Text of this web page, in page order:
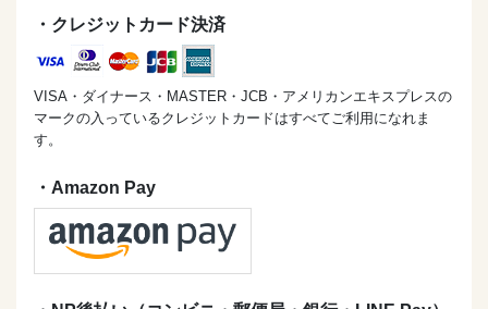
・クレジットカード決済
VISA・ダイナース・MASTER・JCB・アメリカンエキスプレスの
マークの入っているクレジットカードはすべてご利用になれま
す。
・Amazon Pay